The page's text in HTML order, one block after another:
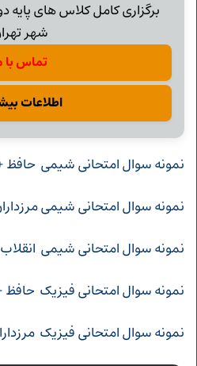
برگزاری کامل کلاس های پایه
شهر
تماس با
اطلاعات
نمونه سوال امتحانی شیمی حافظ
نمونه سوال امتحانی شیمی
نمونه سوال امتحانی شیمی
نمونه سوال امتحانی فیزیک حافظ
نمونه سوال امتحانی فیزیک